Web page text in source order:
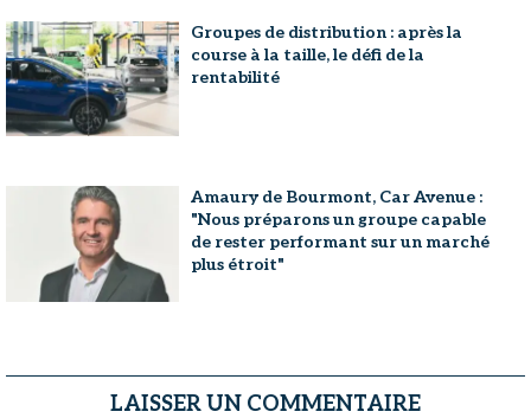
Groupes de distribution : après la
course à la taille, le défi de la
rentabilité
Amaury de Bourmont, Car Avenue :
"Nous préparons un groupe capable
de rester performant sur un marché
plus étroit"
LAISSER UN COMMENTAIRE